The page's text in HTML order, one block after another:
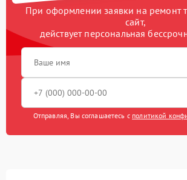
При оформлении заявки на ремонт
сайт,
действует персональная
Отправляя, Вы соглашаетесь с политикой